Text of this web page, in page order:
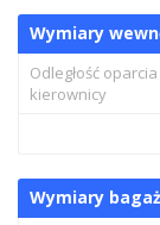
Wymiary
Odległość
kierownicy
Wymiary